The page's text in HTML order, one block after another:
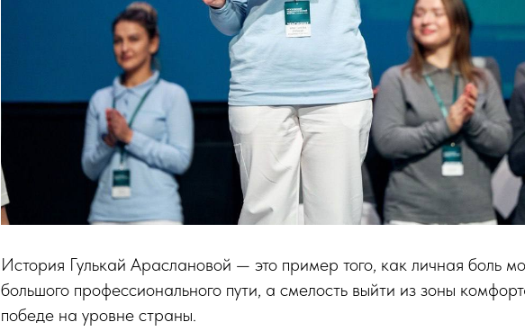
История Гулькай Араслановой — это пример того, как личная боль
большого профессионального пути, а смелость выйти из зоны
победе на уровне страны.